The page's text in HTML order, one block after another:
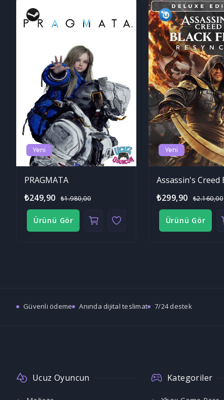
Yeni
PRAGMATA
₺249,90
₺1.980,00
Ürünü Gör
Yeni
₺299,90
₺2.160,00
Ürünü Gör
Güvenli ödeme Anında dijital teslimat 7/24 destek
Ucuz Oyuncun Kategoriler